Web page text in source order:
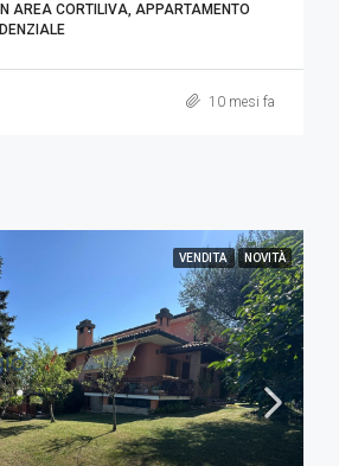
AREA CORTILIVA, APPARTAMENTO
10 mesi fa
VENDITA NOVITÀ